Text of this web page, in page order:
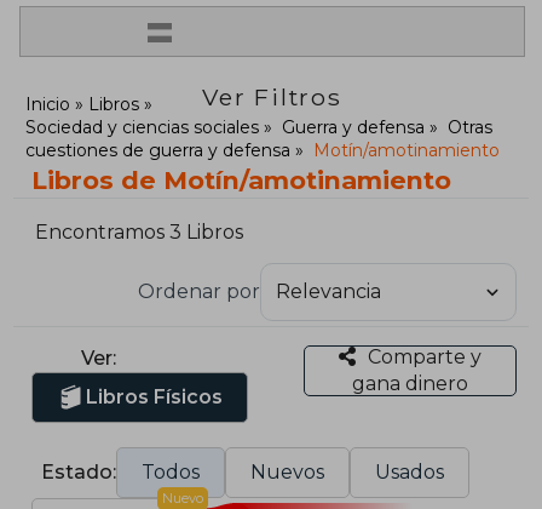
=
Ver Filtros
Inicio
Libros
Sociedad y ciencias sociales
Guerra y defensa
Otras
cuestiones de guerra y defensa
Motín/amotinamiento
Libros de Motín/amotinamiento
Encontramos 3 Libros
Ordenar por
Ver:
Libros Físicos
Comparte y
gana dinero
Estado: Todos Nuevos Usados
Nuevo